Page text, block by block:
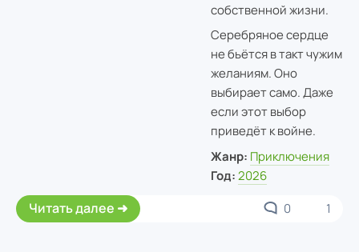
собственной жизни.
Серебряное сердце
не бьётся в такт чужим
желаниям. Оно
выбирает само. Даже
если этот выбор
приведёт к войне.
Жанр: Приключения
Год: 2026
Читать далее 0 1